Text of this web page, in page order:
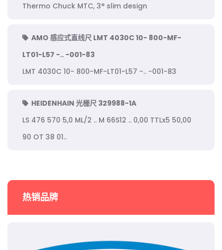
Thermo Chuck MTC, 3° slim design
AMO 感应式直线尺 LMT 4030C 10- 800-MF-
LT01-L57 -.. -001-83
LMT 4030C 10- 800-MF-LT01-L57 -.. -001-83
HEIDENHAIN 光栅尺 329988-1A
LS 476 570 5,0 ML/2 .. M 66S12 .. 0,00 TTLx5 50,00
90 OT 38 01..
热销品牌